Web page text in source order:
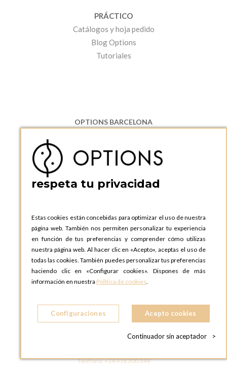
PRÁCTICO
Catálogos y hoja pedido
Blog Options
Tutoriales
OPTIONS BARCELONA
08130 Santa Perpetua de Moguda, Barcelona
ESPAñA
Teléfono:
+34 935 724 041
OPTIONS BARCELONA SHOWROOM
ESPAñA
Teléfono:+34 935 724 041
OPTIONS MADRID
C. Lucio Emilio Cándido, 6,
28803 Alcalá de Henares, Madrid
ESPAñA
OPTIONS MADRID SHOWROOM
28004 MADRID
Teléfono:+34 918 300 344
respeta tu privacidad
Estas cookies están concebidas para optimizar el uso de nuestra
página web. También nos permiten personalizar tu experiencia
en función de tus preferencias y comprender cómo utilizas
nuestra página web. Al hacer clic en «Acepto», aceptas el uso de
todas las cookies. También puedes personalizar tus preferencias
haciendo clic en «Configurar cookies». Dispones de más
información en nuestra Política de cookies.
Configuraciones Acepto cookies
Continuador sin aceptador >